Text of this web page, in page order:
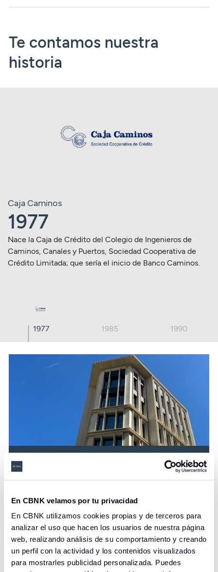
En CBNK velamos por tu privacidad
En CBNK utilizamos cookies propias y de terceros para
analizar el uso que hacen los usuarios de nuestra página
web, realizando análisis de su comportamiento y creando
un perfil con la actividad y los contenidos visualizados
para mostrarles publicidad personalizada. Puedes
Te contamos nuestra
historia
Caja Caminos
1977
Nace la Caja de Crédito del Colegio de Ingenieros de
Caminos, Canales y Puertos, Sociedad Cooperativa de
Crédito Limitada; que sería el inicio de Banco Caminos.
1977 1985 1990
Accionistas e Inversores
Acceder